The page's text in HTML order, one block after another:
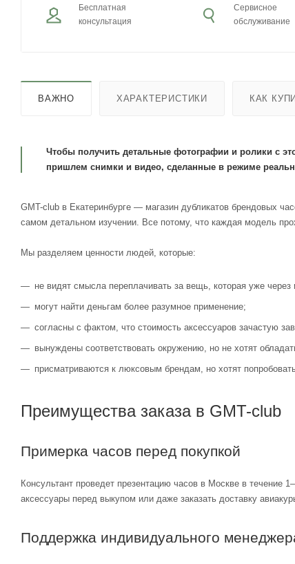
Бесплатная
консультация
Сервисное
обслуживание
ВАЖНО ХАРАКТЕРИСТИКИ КАК
Чтобы получить детальные фотографии и ролики с
пришлем снимки и видео, сделанные в режиме
GMT-club в Екатеринбурге — магазин дубликатов брендовых
самом детальном изучении. Все потому, что каждая модель
Мы разделяем ценности людей, которые:
не видят смысла переплачивать за вещь, которая уже через
могут найти деньгам более разумное применение;
согласны с фактом, что стоимость аксессуаров зачастую
вынуждены соответствовать окружению, но не хотят
присматриваются к люксовым брендам, но хотят
Преимущества заказа в GMT-club
Примерка часов перед покупкой
Консультант проведет презентацию часов в Москве в течение
аксессуары перед выкупом или даже заказать доставку
Поддержка индивидуального